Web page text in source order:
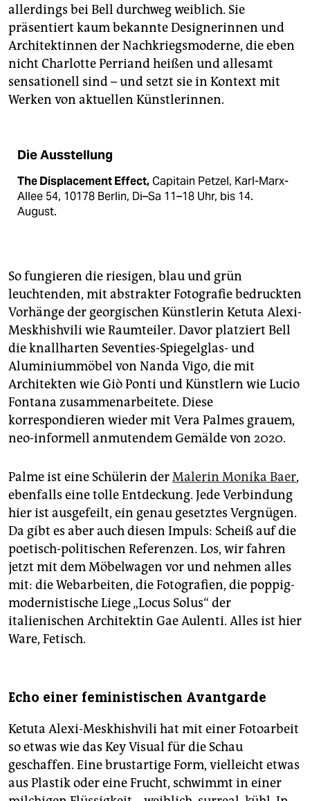
allerdings bei Bell durchweg weiblich. Sie
präsentiert kaum bekannte Designerinnen und
Architektinnen der Nachkriegsmoderne, die eben
nicht Charlotte Perriand heißen und allesamt
sensationell sind – und setzt sie in Kontext mit
Werken von aktuellen Künstlerinnen.
Die Ausstellung
The Displacement Effect,Capitain Petzel, Karl-Marx-
Allee 54, 10178 Berlin, Di–Sa 11–18 Uhr, bis 14.
August.
So fungieren die riesigen, blau und grün
leuchtenden, mit abstrakter Fotografie bedruckten
Vorhänge der georgischen Künstlerin Ketuta Alexi-
Meskhishvili wie Raumteiler. Davor platziert Bell
die knallharten Seventies-Spiegelglas- und
Aluminiummöbel von Nanda Vigo, die mit
Architekten wie Giò Ponti und Künstlern wie Lucio
Fontana zusammenarbeitete. Diese
korrespondieren wieder mit Vera Palmes grauem,
neo-informell anmutendem Gemälde von 2020.
Palme ist eine Schülerin derMalerin Monika Baer,
ebenfalls eine tolle Entdeckung. Jede Verbindung
hier ist ausgefeilt, ein genau gesetztes Vergnügen.
Da gibt es aber auch diesen Impuls: Scheiß auf die
poetisch-politischen Referenzen. Los, wir fahren
jetzt mit dem Möbelwagen vor und nehmen alles
mit: die Webarbeiten, die Fotografien, die poppig-
modernistische Liege „Locus Solus“ der
italienischen Architektin Gae Aulenti. Alles ist hier
Ware, Fetisch.
Echo einer feministischen Avantgarde
Ketuta Alexi-Meskhishvili hat mit einer Fotoarbeit
so etwas wie das Key Visual für die Schau
geschaffen. Eine brustartige Form, vielleicht etwas
aus Plastik oder eine Frucht, schwimmt in einer